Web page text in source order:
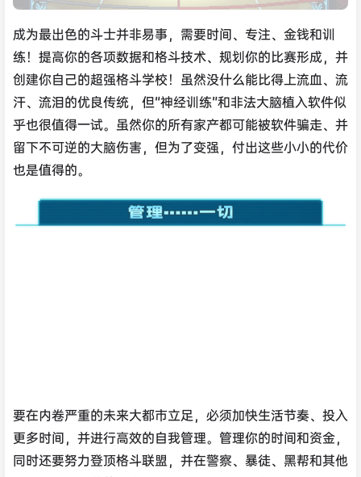
成为最出色的斗士并非易事，需要时间、专注、金钱和训
练！提高你的各项数据和格斗技术、规划你的比赛形成，并
创建你自己的超强格斗学校！虽然没什么能比得上流血、流
汗、流泪的优良传统，但“神经训练”和非法大脑植入软件似
乎也很值得一试。虽然你的所有家产都可能被软件骗走、并
留下不可逆的大脑伤害，但为了变强，付出这些小小的代价
也是值得的。
更多时间，并进行高效的自我管理。管理你的时间和资金，
同时还要努力登顶格斗联盟，并在警察、暴徒、黑帮和其他
任何与你有瓜葛的人之间游走。通过完成任务，你可以获取